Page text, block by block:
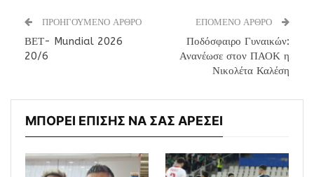
ΠΡΟΗΓΟΥΜΕΝΟ ΑΡΘΡΟ
ΒΕΤ- Mundial 2026
20/6
ΕΠΟΜΕΝΟ ΑΡΘΡΟ
Ποδόσφαιρο Γυναικών:
Ανανέωσε στον ΠΑΟΚ η
Νικολέτα Καλέση
ΜΠΟΡΕΙ ΕΠΙΣΗΣ ΝΑ ΣΑΣ ΑΡΕΣΕΙ